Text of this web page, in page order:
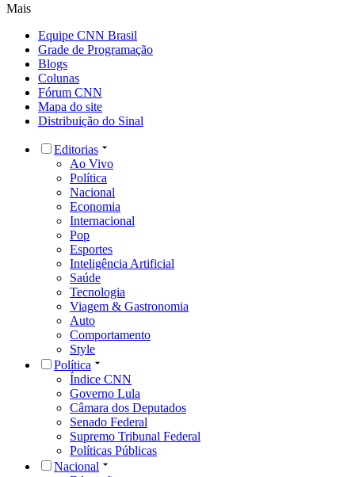
Mais
Equipe CNN Brasil
Grade de Programação
Blogs
Colunas
Fórum CNN
Mapa do site
Distribuição do Sinal
Editorias
Ao Vivo
Política
Nacional
Economia
Internacional
Pop
Esportes
Inteligência Artificial
Saúde
Tecnologia
Viagem & Gastronomia
Auto
Comportamento
Style
Política
Índice CNN
Governo Lula
Câmara dos Deputados
Senado Federal
Supremo Tribunal Federal
Políticas Públicas
Nacional